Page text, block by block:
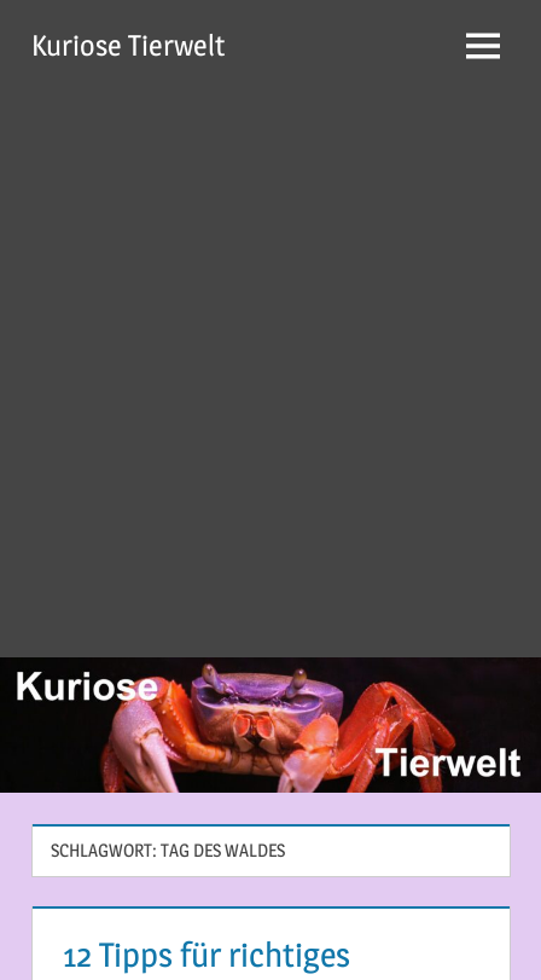
InhaltKuriose Tierwelt Menü
SCHLAGWORT: TAG DES WALDES
12 Tipps für richtiges